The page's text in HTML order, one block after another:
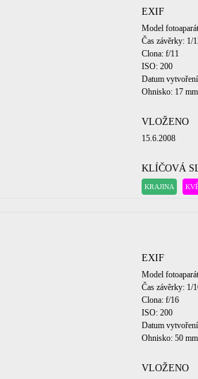
EXIF
Model
Čas závěrky: 1/
Clona: f/11
ISO: 200
Datum
Ohnisko: 17 mm
VLOŽENO
15.6.2008
KLÍČOVÁ
KRAJINA
EXIF
Model
Čas závěrky: 1/
Clona: f/16
ISO: 200
Datum
Ohnisko: 50 mm
VLOŽENO